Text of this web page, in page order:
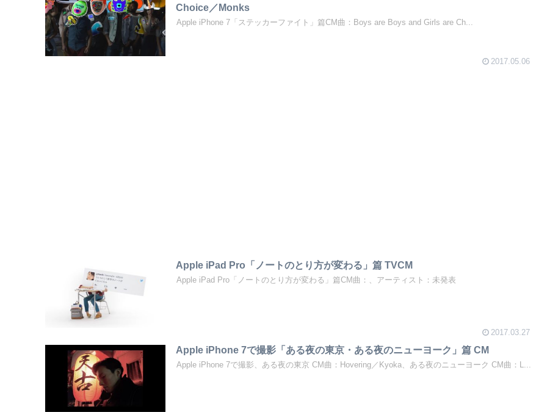
Choice／Monks
Apple iPhone 7「ステッカーファイト」篇CM曲：Boys are Boys and Girls are Ch...
2017.05.06
Apple iPad Pro「ノートのとり方が変わる」篇 TVCM
Apple iPad Pro「ノートのとり方が変わる」篇CM曲：、アーティスト：未発表
2017.03.27
Apple iPhone 7で撮影「ある夜の東京・ある夜のニューヨーク」篇 CM
Apple iPhone 7で撮影、ある夜の東京 CM曲：Hovering／Kyoka、ある夜のニューヨーク CM曲：L...